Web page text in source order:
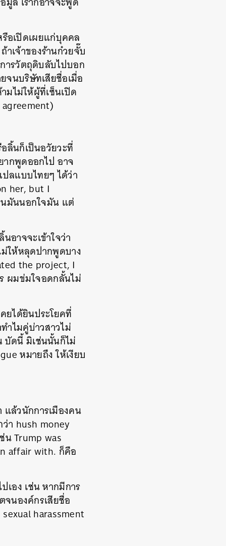
อเปิดเผยแก่บุคคล
เจ้าของร้านก๋วยจั๊บ
ารวัตถุดิบลับไปบอก
จนบริษัทเสียชื่อเมื่อ
ไม่ให้ผู้ที่เซ็นเปิด
ลิ้นก็เป็นอวัยวะที่
ากพูดออกไป อาจ
ปลแบบไทยๆ ได้ว่า
her, but I
มันนอกใจมัน แต่
อาจจะเข้าใจว่า
ให้หลุดปากพูดบาง
the project, I
ผมข่มใจอดกลั้นไม่
ยได้ยินประโยคที่
ำไมคู่บ่าวสาวไม่
บัดนี้ มิเช่นนั้นก็ไม่
หมายถึง ให้เงียบ
แล้วนักการเมืองคน
า hush money
น Trump was
affair with. ก็คือ
อง เช่น หากมีการ
จนองค์กรเสียชื่อ
harassment